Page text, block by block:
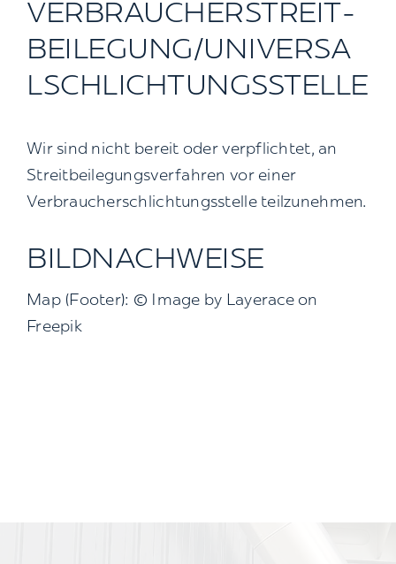
VERBRAUCHER­STREIT­
BEILEGUNG/UNIVERSA
L­SCHLICHTUNGS­STELLE
Wir sind nicht bereit oder verpflichtet, an
Streitbeilegungsverfahren vor einer
Verbraucherschlichtungsstelle teilzunehmen.
BILDNACHWEISE
Map (Footer): © Image by Layerace on
Freepik